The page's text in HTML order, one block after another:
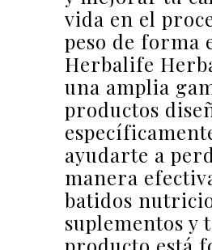
vida en el
peso de forma
Herbalife
una amplia
productos
ayudarte a
manera
batidos
suplementos y